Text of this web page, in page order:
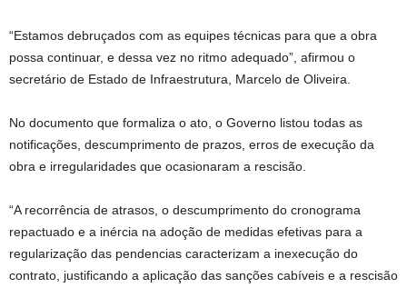
“Estamos debruçados com as equipes técnicas para que a obra
possa continuar, e dessa vez no ritmo adequado”, afirmou o
secretário de Estado de Infraestrutura, Marcelo de Oliveira.
No documento que formaliza o ato, o Governo listou todas as
notificações, descumprimento de prazos, erros de execução da
obra e irregularidades que ocasionaram a rescisão.
“A recorrência de atrasos, o descumprimento do cronograma
repactuado e a inércia na adoção de medidas efetivas para a
regularização das pendencias caracterizam a inexecução do
contrato, justificando a aplicação das sanções cabíveis e a rescisão